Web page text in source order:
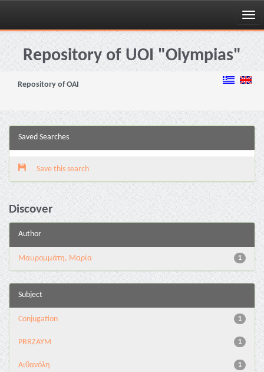
Skip
navigationRepository of UOI "Olympias"
Repository of OAI
Saved Searches
Save this search
Discover
Author
1
Μαυρομμάτη, Μαρία
Subject
1
Conjugation
1
PBRZAYM
1
Αιθανόλη